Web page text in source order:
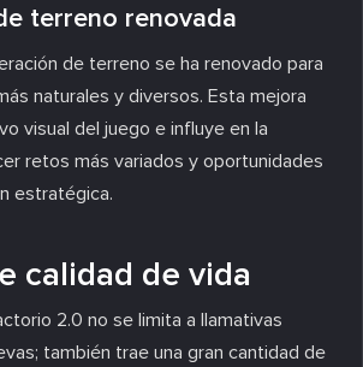
terreno renovada
de terreno se ha renovado para
naturales y diversos. Esta mejora
visual del juego e influye en la
retos más variados y oportunidades
estratégica.
calidad de vida
2.0 no se limita a llamativas
también trae una gran cantidad de